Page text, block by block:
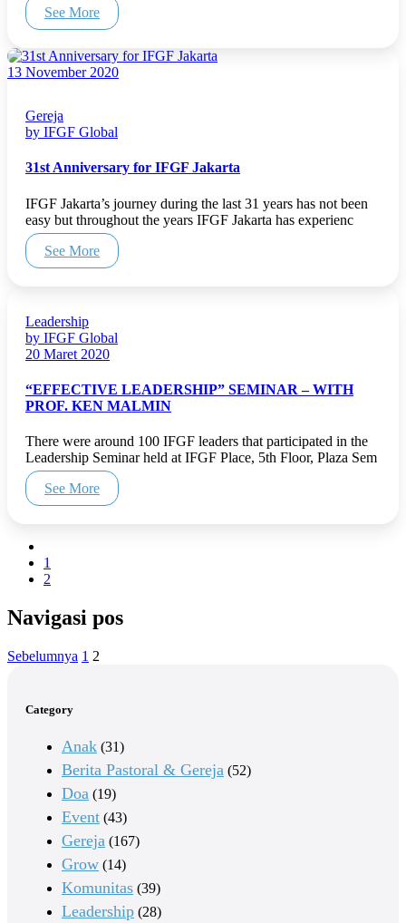
See More
13 November 2020
Gereja
by IFGF Global
31st Anniversary for IFGF Jakarta
IFGF Jakarta’s journey during the last 31 years has not been
easy but throughout the years IFGF Jakarta has experienc
See More
Leadership
by IFGF Global
20 Maret 2020
“EFFECTIVE LEADERSHIP” SEMINAR – WITH
PROF. KEN MALMIN
There were around 100 IFGF leaders that participated in the
Leadership Seminar held at IFGF Place, 5th Floor, Plaza Sem
See More
1
2
Navigasi pos
Sebelumnya 1 2
Category
Anak (31)
Berita Pastoral & Gereja (52)
Doa (19)
Event (43)
Gereja (167)
Grow (14)
Komunitas (39)
Leadership (28)